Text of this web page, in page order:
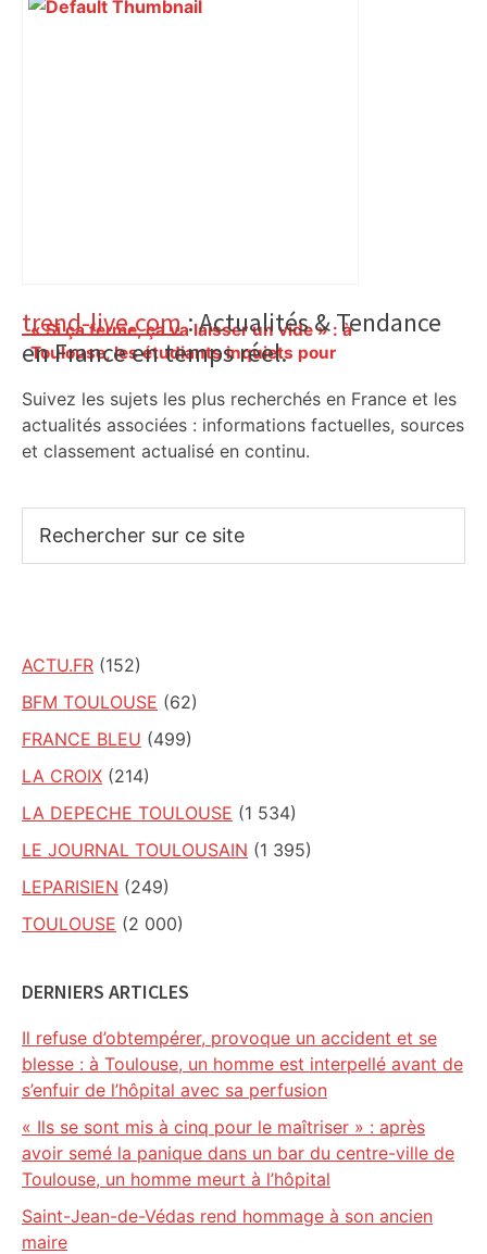
« Si ça ferme, ça va laisser un vide » : à
Toulouse, les étudiants inquiets pour
Primary
Sidebar
trend-live.com: Actualités & Tendance
en France en temps réel.
Suivez les sujets les plus recherchés en France et les
actualités associées : informations factuelles, sources
et classement actualisé en continu.
sur
ACTU.FR (152)
BFM TOULOUSE (62)
FRANCE BLEU (499)
LA CROIX (214)
LA DEPECHE TOULOUSE (1 534)
LE JOURNAL TOULOUSAIN (1 395)
LEPARISIEN (249)
TOULOUSE (2 000)
DERNIERS ARTICLES
Il refuse d’obtempérer, provoque un accident et se
blesse : à Toulouse, un homme est interpellé avant de
s’enfuir de l’hôpital avec sa perfusion
« Ils se sont mis à cinq pour le maîtriser » : après
avoir semé la panique dans un bar du centre-ville de
Toulouse, un homme meurt à l’hôpital
Saint-Jean-de-Védas rend hommage à son ancien
maire